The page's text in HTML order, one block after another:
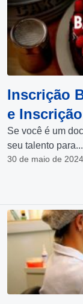
Inscrição
e
Se você é um
seu talento para...
30 de maio de